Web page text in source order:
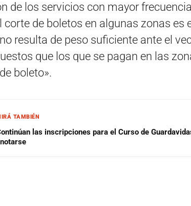
de los servicios con mayor
de boletos en algunas zonas es
resulta de peso suficiente ante el
que los que se pagan en las
boleto».
TAMBIÉN
las inscripciones para el Curso de